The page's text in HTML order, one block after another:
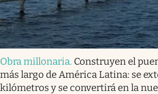
Obra millonaria. Construyen el
más largo de América Latina: se
kilómetros y se convertirá en la